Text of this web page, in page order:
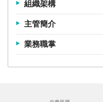
組織架構
主管簡介
業務職掌